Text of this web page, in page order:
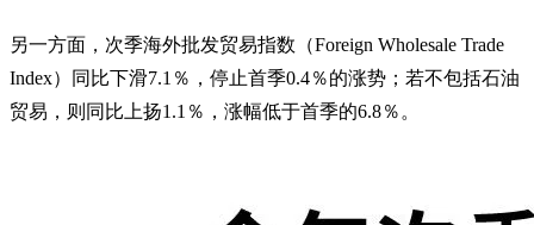
另一方面，次季海外批发贸易指数（Foreign Wholesale Trade
Index）同比下滑7.1％，停止首季0.4％的涨势；若不包括石油
贸易，则同比上扬1.1％，涨幅低于首季的6.8％。